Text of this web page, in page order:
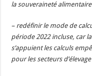
la souveraineté
– redéfinir le mode de
période 2022 incluse, car
s’appuient les calculs
pour les secteurs d’élevage